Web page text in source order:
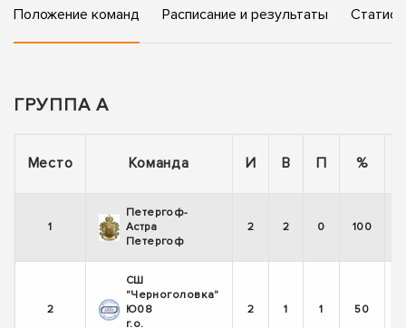
Положение команд Расписание и результаты
ГРУППА А
Место Команда И В П %
1
Петергоф-
Астра
Петергоф
2 2 0 100
2
СШ
"Черноголовка"
Ю08
г.о.
2 1 1 50